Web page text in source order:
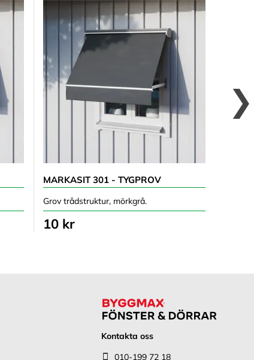
MARKASIT 301 - TYGPROV
Grov trådstruktur, mörkgrå.
10 kr
Kontakta oss
010-199 72 18